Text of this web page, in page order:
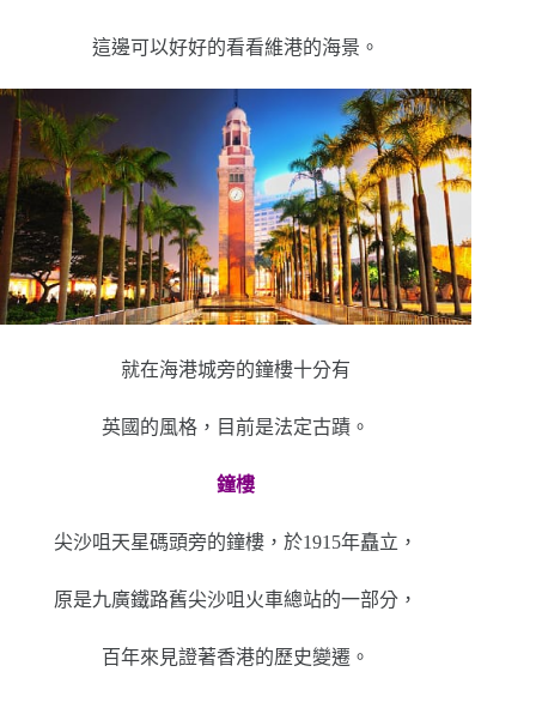
這邊可以好好的看看維港的海景。
就在海港城旁的鐘樓十分有
英國的風格，目前是法定古蹟。
鐘樓
尖沙咀天星碼頭旁的鐘樓，於1915年矗立，
原是九廣鐵路舊尖沙咀火車總站的一部分，
百年來見證著香港的歷史變遷。